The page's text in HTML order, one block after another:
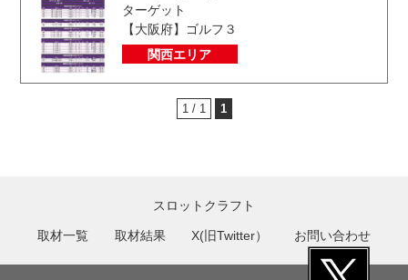
ターゲット
【大阪府】ゴルフ３
関西エリア
1 / 1 1
スロットクラフト
取材一覧 取材結果 X(旧Twitter） お問い合わせ